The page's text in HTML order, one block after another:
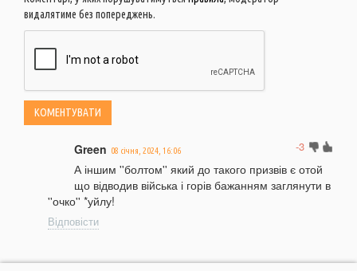
видалятиме без попереджень.
-3
Green 08 січня, 2024, 16:06
А іншим ''болтом'' який до такого призвів є отой
що відводив війська і горів бажанням заглянути в
''очко'' *уйлу!
Відповісти